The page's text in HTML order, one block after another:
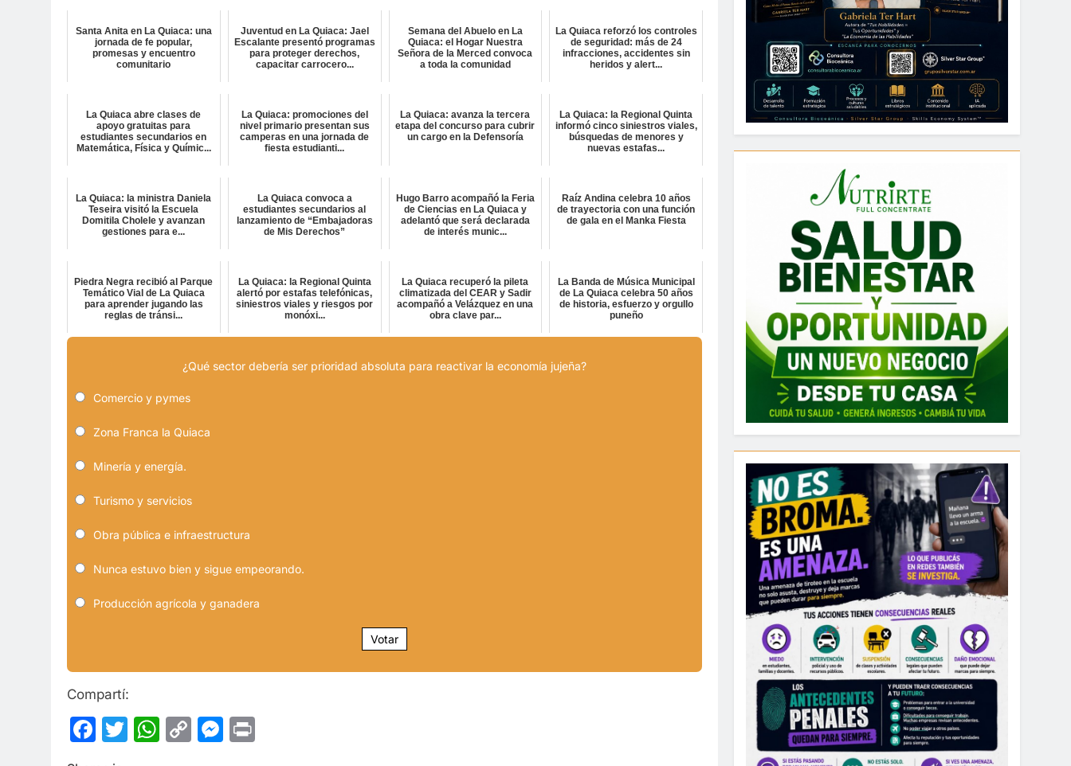
Santa Anita en La Quiaca: una
jornada de fe popular,
promesas y encuentro
comunitario
Juventud en La Quiaca: Jael
Escalante presentó programas
para proteger derechos,
capacitar carrocero...
Semana del Abuelo en La
Quiaca: el Hogar Nuestra
Señora de la Merced convoca
a toda la comunidad
La Quiaca reforzó los controles
de seguridad: más de 24
infracciones, accidentes sin
heridos y alert...
La Quiaca abre clases de
apoyo gratuitas para
estudiantes secundarios en
Matemática, Física y Químic...
La Quiaca: promociones del
nivel primario presentan sus
camperas en una jornada de
fiesta estudianti...
La Quiaca: avanza la tercera
etapa del concurso para cubrir
un cargo en la Defensoría
La Quiaca: la Regional Quinta
informó cinco siniestros viales,
búsquedas de menores y
nuevas estafas...
La Quiaca: la ministra Daniela
Teseira visitó la Escuela
Domitila Cholele y avanzan
gestiones para e...
La Quiaca convoca a
estudiantes secundarios al
lanzamiento de “Embajadoras
de Mis Derechos”
Hugo Barro acompañó la Feria
de Ciencias en La Quiaca y
adelantó que será declarada
de interés munic...
Raíz Andina celebra 10 años
de trayectoria con una función
de gala en el Manka Fiesta
Piedra Negra recibió al Parque
Temático Vial de La Quiaca
para aprender jugando las
reglas de tránsi...
La Quiaca: la Regional Quinta
alertó por estafas telefónicas,
siniestros viales y riesgos por
monóxi...
La Quiaca recuperó la pileta
climatizada del CEAR y Sadir
acompañó a Velázquez en una
obra clave par...
La Banda de Música Municipal
de La Quiaca celebra 50 años
de historia, esfuerzo y orgullo
puneño
¿Qué sector debería ser prioridad absoluta para reactivar la economía jujeña?
Comercio y pymes
Zona Franca la Quiaca
Minería y energía.
Turismo y servicios
Obra pública e infraestructura
Nunca estuvo bien y sigue empeorando.
Producción agrícola y ganadera
Votar
Compartí:
Facebook
Twitter
WhatsApp
CopyMessenger